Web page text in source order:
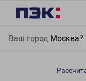
Ваш город Москва?
поселок (Мытищинский